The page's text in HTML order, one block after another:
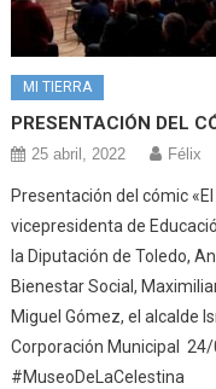
MI TIERRA
PRESENTACIÓN DEL
25 abril, 2022 Félix
Presentación del cómic
vicepresidenta de
la Diputación de Toledo,
Bienestar Social,
Miguel Gómez, el alcalde
Corporación Municipal
#MuseoDeLaCelestina